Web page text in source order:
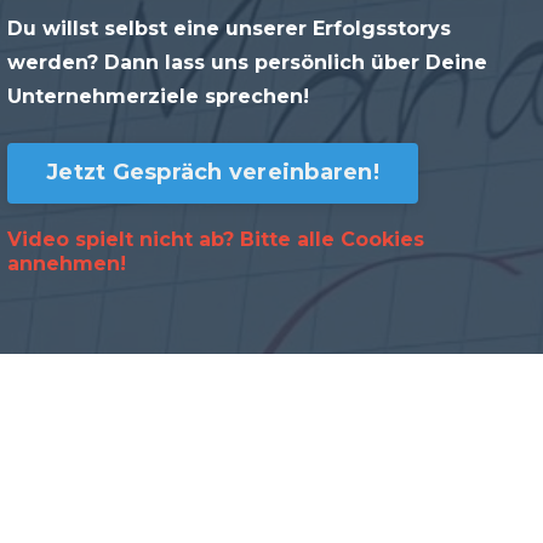
Du willst selbst eine unserer Erfolgsstorys
werden? Dann lass uns persönlich über Deine
Unternehmerziele sprechen!
Jetzt Gespräch vereinbaren!
Video spielt nicht ab? Bitte alle Cookies
annehmen!